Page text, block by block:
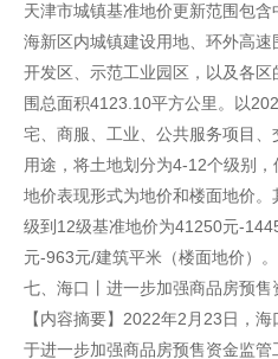
天津市城镇基准地价更新范围包
海新区内城镇建设用地、环外高速
开发区、示范工业园区，以及各
围总面积4123.10平方公里。以
宅、商服、工业、公共服务项目
用途，将土地划分为4-12个级别
地价表现形式为地价和楼面地价
级到12级基准地价为41250元-
元-963元/建筑平米（楼面地价）。
七、海口丨进一步加强商品房预售
【内容摘要】2022年2月23日，
于进一步加强商品房预售资金监管